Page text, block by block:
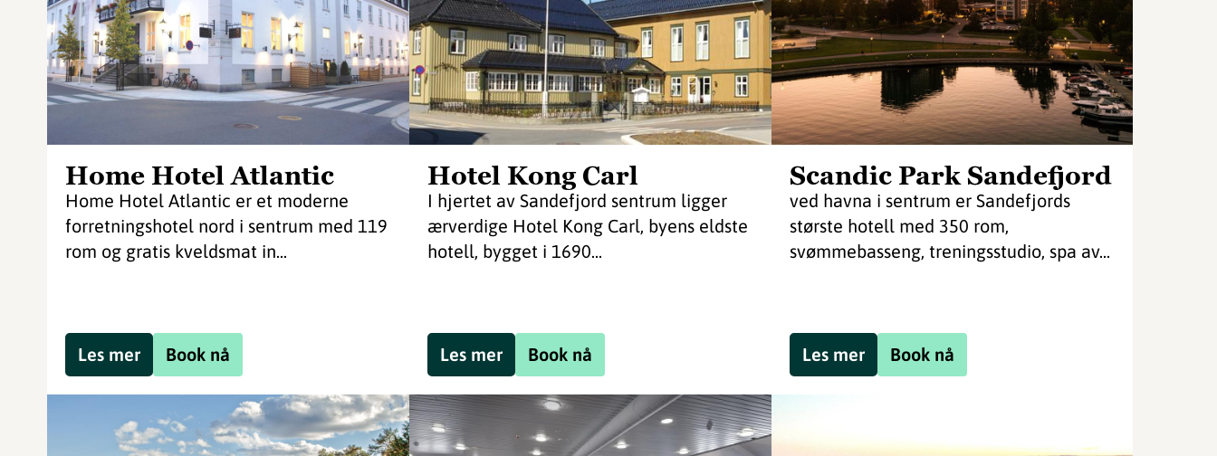
Home Hotel Atlantic
Home Hotel Atlantic er et moderne
forretningshotel nord i sentrum med 119
rom og gratis kveldsmat in...
Book nå
Les mer
Hotel Kong Carl
I hjertet av Sandefjord sentrum ligger
ærverdige Hotel Kong Carl, byens eldste
hotell, bygget i 1690...
Book nå
Les mer
Scandic Park Sandefjord
ved havna i sentrum er Sandefjords
største hotell med 350 rom,
svømmebasseng, treningsstudio, spa av...
Book nå
Les mer